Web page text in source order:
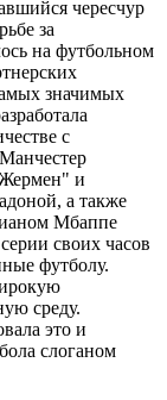
чересчур
за
на футбольном
значимых
с
и
а также
Мбаппе
своих часов
футболу.
среду.
это и
слоганом